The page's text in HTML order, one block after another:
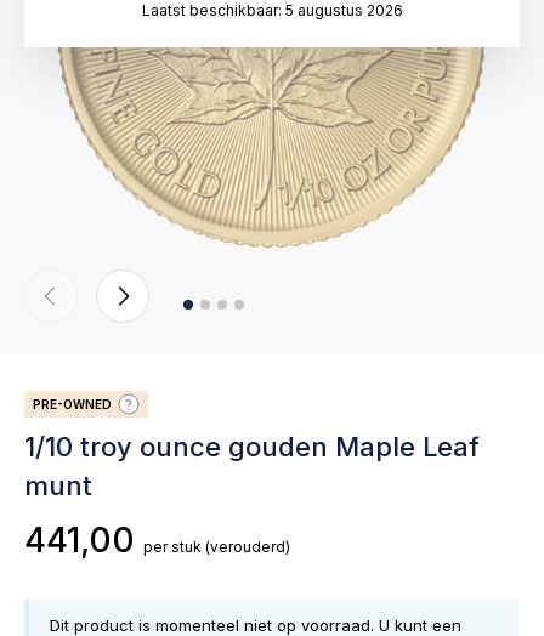
Laatst beschikbaar: 5 augustus 2026
PRE-OWNED
1/10 troy ounce gouden Maple Leaf
munt
441,00 per stuk (verouderd)
Dit product is momenteel niet op voorraad. U kunt een